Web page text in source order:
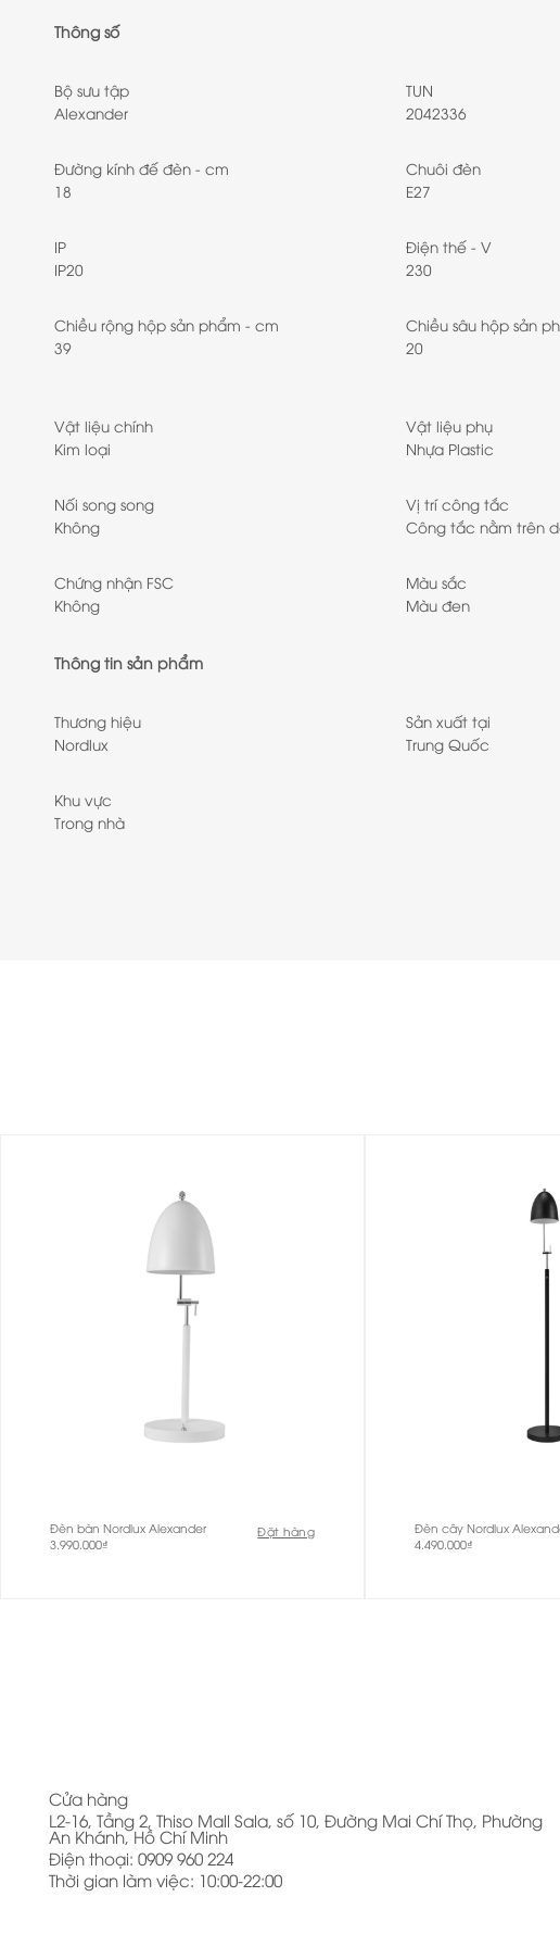
Thông số
Bộ sưu tập
Alexander
TUN
2042336
Đường kính đế đèn - cm
18
Chuôi đèn
E27
IP
IP20
Điện thế - V
230
Chiều rộng hộp sản phẩm - cm
39
Chiều sâu hộp sản
20
Vật liệu chính
Kim loại
Vật liệu phụ
Nhựa Plastic
Nối song song
Không
Vị trí công tắc
Công tắc nằm trên
Chứng nhận FSC
Không
Màu sắc
Màu đen
Thông tin sản phẩm
Thương hiệu
Nordlux
Sản xuất tại
Trung Quốc
Khu vực
Trong nhà
Đèn bàn Nordlux Alexander
3.990.000₫
Đặt hàng
Đèn cây Nordlux
4.490.000₫
Cửa hàng
L2-16, Tầng 2, Thiso Mall Sala, số 10, Đường Mai Chí Thọ, Phường
An Khánh, Hồ Chí Minh
Điện thoại: 0909 960 224
Thời gian làm việc: 10:00-22:00